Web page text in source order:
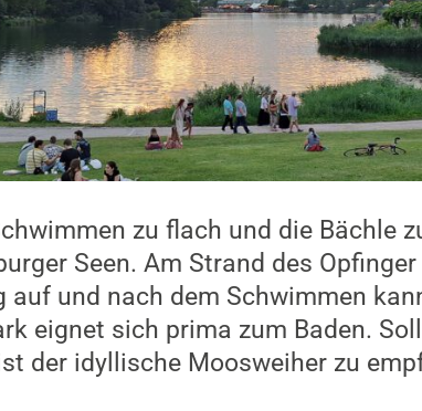
zu flach und die Bächle
Seen. Am Strand des
auf und nach dem Schwimmen
eignet sich prima zum Baden.
der idyllische Moosweiher zu